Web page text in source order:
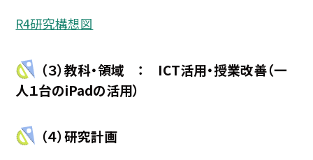
R4研究構想図
（３）教科・領域 ： ICT活用・授業改善（一
人１台のiPadの活用）
（４）研究計画